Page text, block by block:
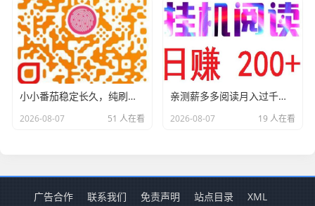
小小番茄稳定长久，纯刷广赚，金额到0.1元时自助打款，省时省力
2026-08-07 51 人在看
亲测薪多多阅读月入过千，提现秒级别就到了，平台稳定运营，人人都可以赚。 手机电脑都可以做，自动挂着机唰阅读新闻，无需人工浏览，专门给各大平台新闻刷浏览量，阅读8秒以上就算有效，每日领取零钱不香吗？ 薪多多阅读软件有内置脚本不用自己数秒数直接点自动阅读即可，什么也不用管，挂机一天最少160起，多劳多得，上不封顶。
2026-08-07 19 人在看
广告合作 联系我们 免责声明 站点目录 XML